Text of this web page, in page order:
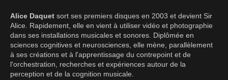
Alice Daquet sort ses premiers disques en 2003 et devient Sir
Alice. Rapidement, elle en vient à utiliser vidéo et photographie
dans ses installations musicales et sonores. Diplômée en
sciences cognitives et neurosciences, elle mène, parallèlement
à ses créations et à l'apprentissage du contrepoint et de
l'orchestration, recherches et expériences autour de la
perception et de la cognition musicale.